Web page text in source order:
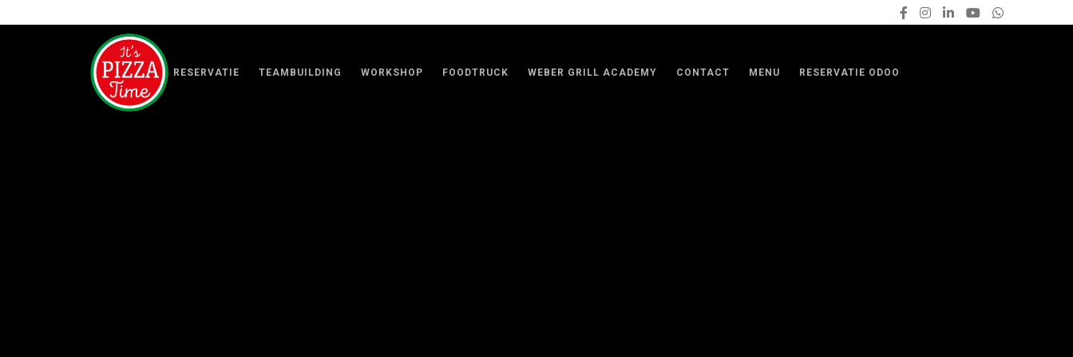
RESERVATIE TEAMBUILDING WORKSHOP FOODTRUCK WEBER GRILL ACADEMY CONTACT MENU RESERVATIE ODOO